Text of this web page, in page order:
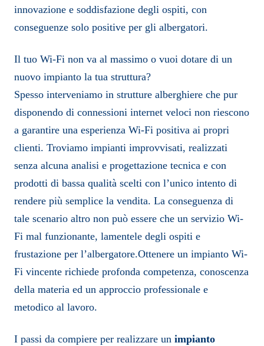
innovazione e soddisfazione degli ospiti, con
conseguenze solo positive per gli albergatori.
Il tuo Wi-Fi non va al massimo o vuoi dotare di un
nuovo impianto la tua struttura?
Spesso interveniamo in strutture alberghiere che pur
disponendo di connessioni internet veloci non riescono
a garantire una esperienza Wi-Fi positiva ai propri
clienti. Troviamo impianti improvvisati, realizzati
senza alcuna analisi e progettazione tecnica e con
prodotti di bassa qualità scelti con l’unico intento di
rendere più semplice la vendita. La conseguenza di
tale scenario altro non può essere che un servizio Wi-
Fi mal funzionante, lamentele degli ospiti e
frustazione per l’albergatore.Ottenere un impianto Wi-
Fi vincente richiede profonda competenza, conoscenza
della materia ed un approccio professionale e
metodico al lavoro.
I passi da compiere per realizzare un impianto